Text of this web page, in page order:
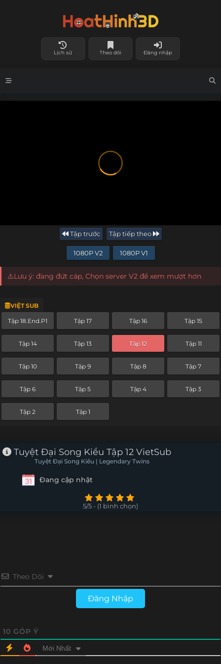
Lịch sử Theo dõi Đăng nhập
Tập trước Tập tiếp theo
1080P V2 1080P V1
⚠️Lưu ý: đang đứt cáp, Chọn server V2 để xem mượt hơn
VIỆT SUB
Tập 18.End.P1 Tập 17 Tập 16 Tập 15
Tập 14 Tập 13 Tập 12 Tập 11
Tập 10 Tập 9 Tập 8 Tập 7
Tập 6 Tập 5 Tập 4 Tập 3
Tập 2 Tập 1
Tuyệt Đại Song Kiều Tập 12 VietSub
Tuyệt Đại Song Kiều | Legendary Twins
Đang cập nhật
5/5 - (1 bình chọn)
Theo Dõi
Đăng Nhập
10 GÓP Ý
Mới Nhất